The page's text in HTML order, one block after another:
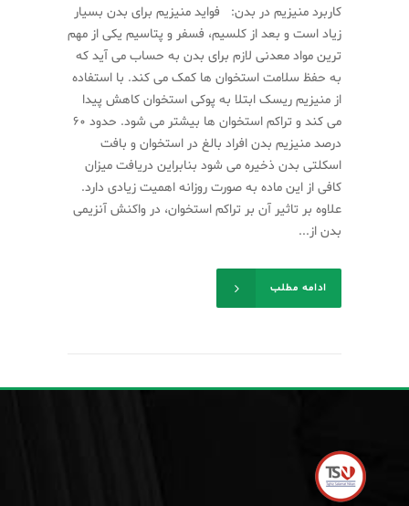
کاربرد منیزیم در بدن: فواید منیزیم برای بدن بسیار
زیاد است و بعد از کلسیم، فسفر و پتاسیم یکی از مهم
ترین مواد معدنی لازم برای بدن به حساب می آید که
به حفظ سلامت استخوان ها کمک می کند. با استفاده
از منیزیم ریسک ابتلا به پوکی استخوان کاهش پیدا
می کند و تراکم استخوان ها بیشتر می شود. حدود ۶۰
درصد منیزیم بدن افراد بالغ در استخوان و بافت
اسکلتی بدن ذخیره می شود بنابراین دریافت میزان
کافی از این ماده به صورت روزانه اهمیت زیادی دارد.
علاوه بر تاثیر آن بر تراکم استخوان، در واکنش آنزیمی
بدن از...
ادامه مطلب